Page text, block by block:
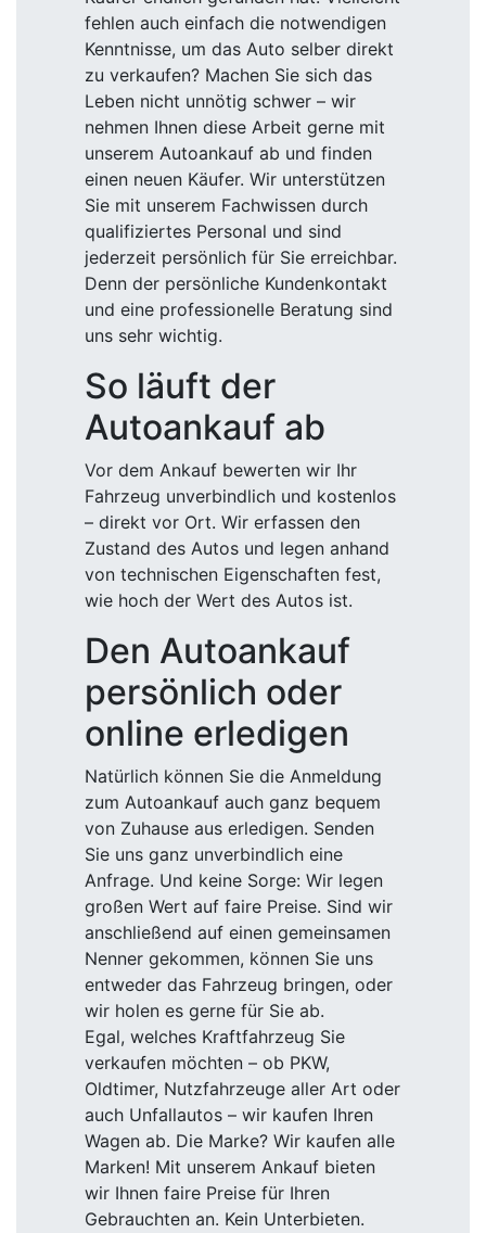
fehlen auch einfach die notwendigen
Kenntnisse, um das Auto selber direkt
zu verkaufen? Machen Sie sich das
Leben nicht unnötig schwer – wir
nehmen Ihnen diese Arbeit gerne mit
unserem Autoankauf ab und finden
einen neuen Käufer. Wir unterstützen
Sie mit unserem Fachwissen durch
qualifiziertes Personal und sind
jederzeit persönlich für Sie erreichbar.
Denn der persönliche Kundenkontakt
und eine professionelle Beratung sind
uns sehr wichtig.
So läuft der
Autoankauf ab
Vor dem Ankauf bewerten wir Ihr
Fahrzeug unverbindlich und kostenlos
– direkt vor Ort. Wir erfassen den
Zustand des Autos und legen anhand
von technischen Eigenschaften fest,
wie hoch der Wert des Autos ist.
Den Autoankauf
persönlich oder
online erledigen
Natürlich können Sie die Anmeldung
zum Autoankauf auch ganz bequem
von Zuhause aus erledigen. Senden
Sie uns ganz unverbindlich eine
Anfrage. Und keine Sorge: Wir legen
großen Wert auf faire Preise. Sind wir
anschließend auf einen gemeinsamen
Nenner gekommen, können Sie uns
entweder das Fahrzeug bringen, oder
wir holen es gerne für Sie ab.
Egal, welches Kraftfahrzeug Sie
verkaufen möchten – ob PKW,
Oldtimer, Nutzfahrzeuge aller Art oder
auch Unfallautos – wir kaufen Ihren
Wagen ab. Die Marke? Wir kaufen alle
Marken! Mit unserem Ankauf bieten
wir Ihnen faire Preise für Ihren
Gebrauchten an. Kein Unterbieten.